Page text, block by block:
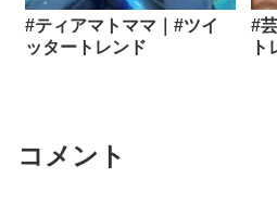
#ティアマトママ｜#ツイ
ッタートレンド
#
ト
コメント